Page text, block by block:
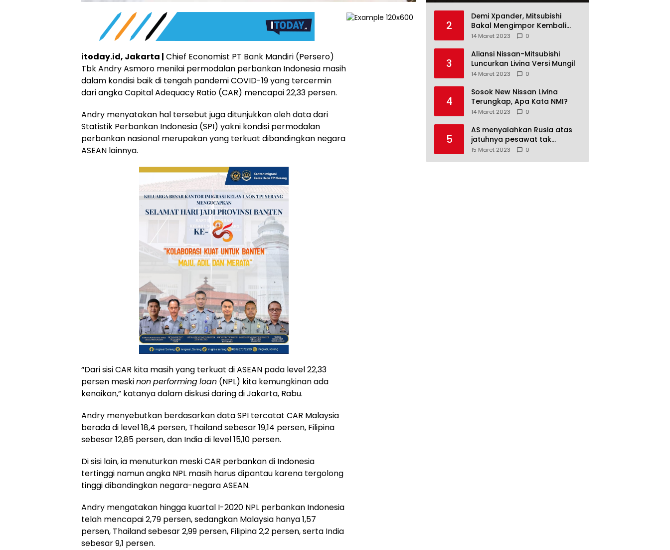
itoday.id, Jakarta | Chief Economist PT Bank Mandiri (Persero)
Tbk Andry Asmoro menilai permodalan perbankan Indonesia masih
dalam kondisi baik di tengah pandemi COVID-19 yang tercermin
dari angka Capital Adequacy Ratio (CAR) mencapai 22,33 persen.
Andry menyatakan hal tersebut juga ditunjukkan oleh data dari
Statistik Perbankan Indonesia (SPI) yakni kondisi permodalan
perbankan nasional merupakan yang terkuat dibandingkan negara
ASEAN lainnya.
“Dari sisi CAR kita masih yang terkuat di ASEAN pada level 22,33
persen meskinonperformingloan (NPL) kita kemungkinan ada
kenaikan,” katanya dalam diskusi daring di Jakarta, Rabu.
Andry menyebutkan berdasarkan data SPI tercatat CAR Malaysia
berada di level 18,4 persen, Thailand sebesar 19,14 persen, Filipina
sebesar 12,85 persen, dan India di level 15,10 persen.
Di sisi lain, ia menuturkan meski CAR perbankan di Indonesia
tertinggi namun angka NPL masih harus dipantau karena tergolong
tinggi dibandingkan negara-negara ASEAN.
Andry mengatakan hingga kuartal I-2020 NPL perbankan Indonesia
telah mencapai 2,79 persen, sedangkan Malaysia hanya 1,57
persen, Thailand sebesar 2,99 persen, Filipina 2,2 persen, serta India
sebesar 9,1 persen.
2
Demi Xpander, Mitsubishi
Bakal Mengimpor Kembali
Pajero Sport
14 Maret 2023 0
3
Aliansi Nissan-Mitsubishi
Luncurkan Livina Versi Mungil
14 Maret 2023 0
4
Sosok New Nissan Livina
Terungkap, Apa Kata NMI?
14 Maret 2023 0
5
AS menyalahkan Rusia atas
jatuhnya pesawat tak
berawak di Laut Hitam,
15 Maret 2023 0